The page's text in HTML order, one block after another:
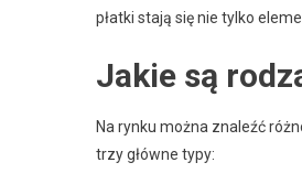
płatki stają się nie tylko
Jakie są
Na rynku można znaleźć
trzy główne typy: